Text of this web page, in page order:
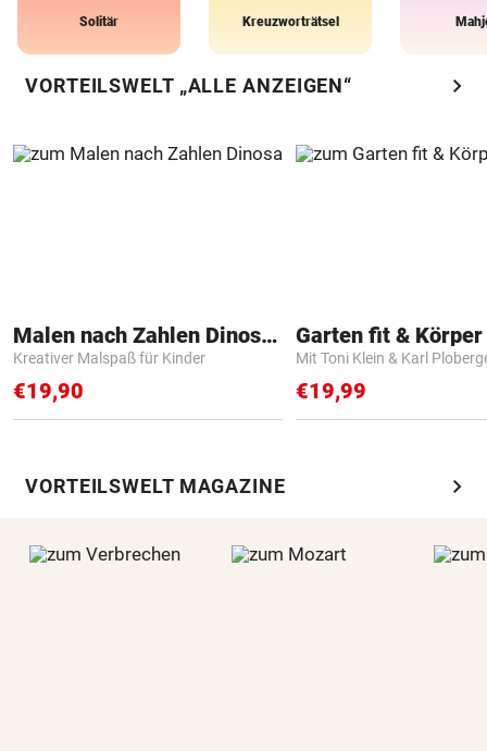
Solitär Kreuzworträtsel
VORTEILSWELT „ALLE ANZEIGEN“ chevron_right
Malen nach Zahlen Dinosaurier
Kreativer Malspaß für Kinder
€19,90
Garten fit &
Mit Toni Klein & Karl
€19,99
VORTEILSWELT MAGAZINE chevron_right